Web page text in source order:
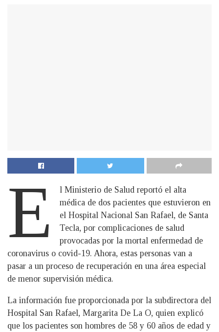
E
l Ministerio de Salud reportó el alta
médica de dos pacientes que estuvieron en
el Hospital Nacional San Rafael, de Santa
Tecla, por complicaciones de salud
provocadas por la mortal enfermedad de
coronavirus o covid-19. Ahora, estas personas van a
pasar a un proceso de recuperación en una área especial
de menor supervisión médica.
La información fue proporcionada por la subdirectora del
Hospital San Rafael, Margarita De La O, quien explicó
que los pacientes son hombres de 58 y 60 años de edad y